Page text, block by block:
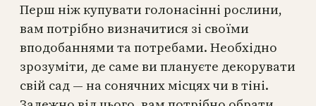
Перш ніж купувати голонасінні рослини,
вам потрібно визначитися зі своїми
вподобаннями та потребами. Необхідно
зрозуміти, де саме ви плануєте декорувати
свій сад — на сонячних місцях чи в тіні.